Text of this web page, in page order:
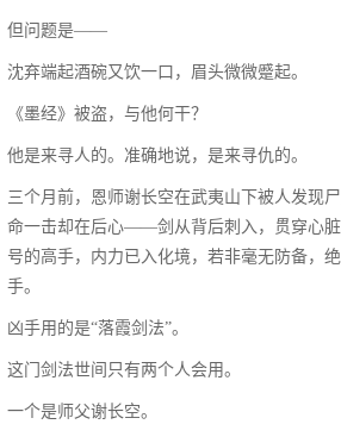
但问题是——
沈弃端起酒碗又饮一口，眉头微微蹙起。
《墨经》被盗，与他何干？
他是来寻人的。准确地说，是来寻仇的。
三个月前，恩师谢长空在武夷山下被人发现
命一击却在后心——剑从背后刺入，贯穿心
号的高手，内力已入化境，若非毫无防备，
手。
凶手用的是“落霞剑法”。
这门剑法世间只有两个人会用。
一个是师父谢长空。